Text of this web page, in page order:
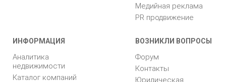
Медийная реклама
PR продвижение
ИНФОРМАЦИЯ
Аналитика
недвижимости
Каталог компаний
ВОЗНИКЛИ ВОПРОСЫ
Форум
Контакты